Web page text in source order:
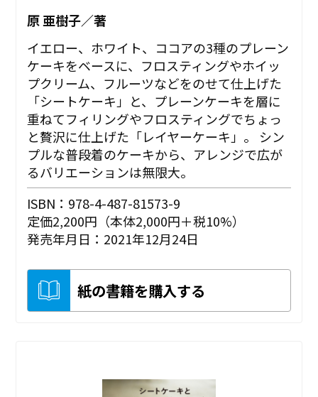
原 亜樹子／著
イエロー、ホワイト、ココアの3種のプレーン
ケーキをベースに、フロスティングやホイッ
プクリーム、フルーツなどをのせて仕上げた
「シートケーキ」と、プレーンケーキを層に
重ねてフィリングやフロスティングでちょっ
と贅沢に仕上げた「レイヤーケーキ」。 シン
プルな普段着のケーキから、アレンジで広が
るバリエーションは無限大。
ISBN：978-4-487-81573-9
定価2,200円（本体2,000円＋税10%）
発売年月日：2021年12月24日
紙の書籍を購入する